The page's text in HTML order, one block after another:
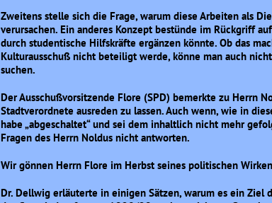
Zweitens stelle sich die Frage, warum diese Arbeiten als
verursachen. Ein anderes Konzept bestünde im Rückgriff
durch studentische Hilfskräfte ergänzen könnte. Ob das
Kulturausschuß nicht beteiligt werde, könne man auch
suchen.
Der Ausschußvorsitzende Flore (SPD) bemerkte zu Herrn
Stadtverordnete ausreden zu lassen. Auch wenn, wie in
habe „abgeschaltet“ und sei dem inhaltlich nicht mehr
Fragen des Herrn Noldus nicht antworten.
Wir gönnen Herrn Flore im Herbst seines politischen
Dr. Dellwig erläuterte in einigen Sätzen, warum es ein Ziel